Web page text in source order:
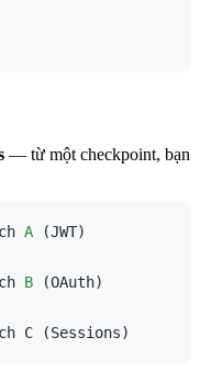
— từ một checkpoint, bạn
A (JWT)
B (OAuth)